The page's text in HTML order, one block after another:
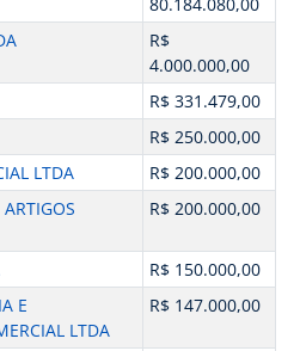
R$
4.000.000,00
R$ 331.479,00
R$ 250.000,00
LTDA
R$ 200.000,00
R$ 200.000,00
R$ 150.000,00
E
LTDA
R$ 147.000,00